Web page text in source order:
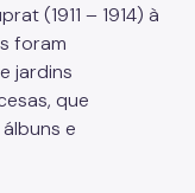
(1911 – 1914) à
foram
jardins
que
e